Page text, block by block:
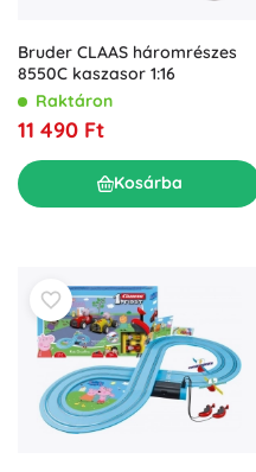
Bruder CLAAS háromrészes
8550C kaszasor 1:16
Raktáron
11 490 Ft
Kosárba